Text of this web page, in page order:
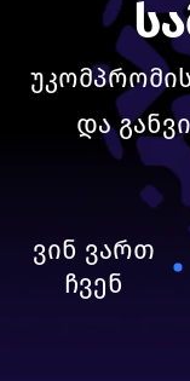
და
სწრაფვით
ვინ ვართ
ჩვენ